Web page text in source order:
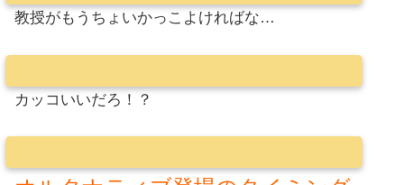
教授がもうちょいかっこよければな…
カッコいいだろ！？